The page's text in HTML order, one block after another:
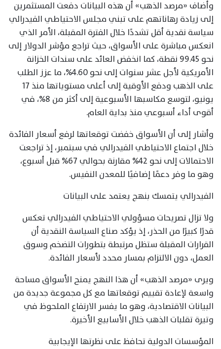
وأضاف «مرصد الذهب» أن هذه البيانات دفعت المستثمرين
إلى زيادة رهاناتهم على تبني مجلس الاحتياطي الفيدرالي
سياسة نقدية أقل تشددًا خلال الفترة المقبلة، الأمر الذي
انعكس مباشرة على الأسواق، حيث تراجع مؤشر الدولار إلى
نحو 99.45 نقطة، كما انخفض العائد على سندات الخزانة
الأمريكية لأجل عشر سنوات إلى نحو 4.60%، ما عزز الطلب
على الذهب ودفع الأوقية إلى أعلى مستوياتها منذ 17
يونيو، لتوسع مكاسبها الأسبوعية إلى أكثر من 8%، في
أقوى أداء أسبوعي منذ بداية العام.
وأشار إلى أن الأسواق خفضت توقعاتها لرفع أسعار الفائدة
خلال اجتماع الاحتياطي الفيدرالي في سبتمبر، إذ تراجعت
الاحتمالات إلى نحو 42% مقارنة بحوالي 67% قبل أسبوع،
وهو ما وفر دعمًا إضافيًا للمعدن النفيس.
الفيدرالي يتمسك بنهج يعتمد على البيانات
ولا تزال تصريحات مسؤولي الاحتياطي الفيدرالي تعكس
قدرًا كبيرًا من الحذر، إذ يؤكد صناع السياسة النقدية أن
القرارات المقبلة ستظل مرتبطة بتطورات التضخم وسوق
العمل، دون الالتزام بمسار محدد لأسعار الفائدة.
ويرى «مرصد الذهب» أن هذا النهج يمنح الأسواق مساحة
واسعة لإعادة تقييم توقعاتها مع كل مجموعة جديدة من
البيانات الاقتصادية، وهو ما يفسر الارتفاع الملحوظ في
وتيرة تقلبات الذهب خلال الأسابيع الأخيرة.
المؤسسات الدولية تحافظ على نظرتها الإيجابية